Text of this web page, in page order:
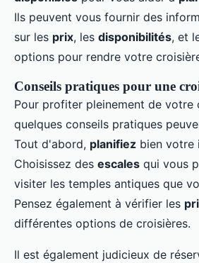
Ils peuvent vous fournir des
sur les prix, les disponibilités, et
options pour rendre votre
Conseils pratiques pour une
Pour profiter pleinement de votre
quelques conseils pratiques
Tout d'abord, planifiez bien votre
Choisissez des escales qui vous
visiter les temples antiques que
Pensez également à vérifier les
différentes options de croisières.
Il est également judicieux de